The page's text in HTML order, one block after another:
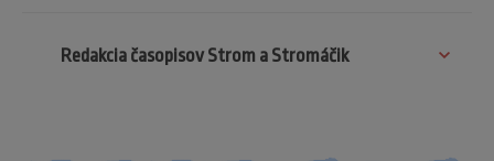
Redakcia časopisov Strom a Stromáčik